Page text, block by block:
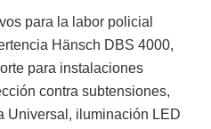
para la labor policial
Hänsch DBS 4000,
para instalaciones
contra subtensiones,
Universal, iluminación LED